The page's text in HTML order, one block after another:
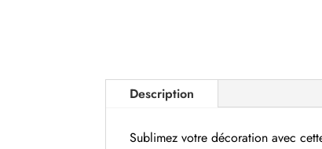
Description
Sublimez votre décoration avec